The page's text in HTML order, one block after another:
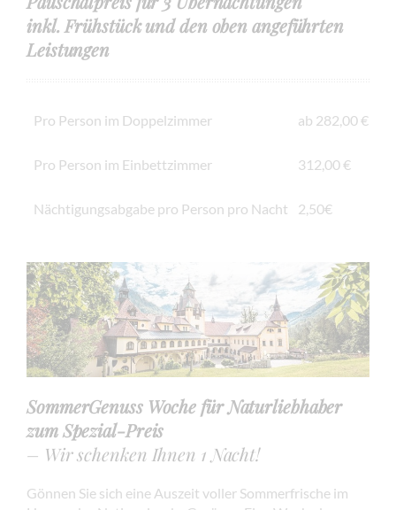
inkl. Frühstück und den oben angeführten
Leistungen
Pro Person im Doppelzimmer ab 282,00 €
Pro Person im Einbettzimmer 312,00 €
Nächtigungsabgabe pro Person pro Nacht 2,50€
SommerGenuss Woche für Naturliebhaber
zum Spezial-Preis
– Wir schenken Ihnen 1 Nacht!
Gönnen Sie sich eine Auszeit voller Sommerfrische im